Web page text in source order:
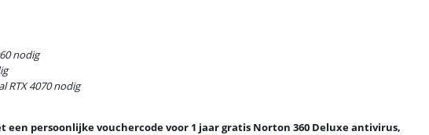
nodig
RTX 4070 nodig
een persoonlijke vouchercode voor 1 jaar gratis Norton 360 Deluxe antivirus,